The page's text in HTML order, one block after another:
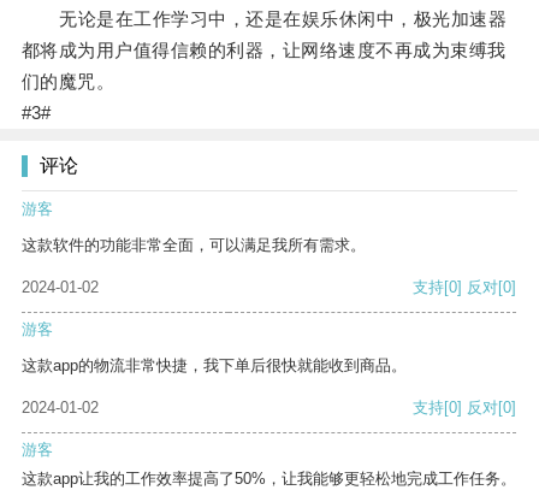
无论是在工作学习中，还是在娱乐休闲中，极光加速器
都将成为用户值得信赖的利器，让网络速度不再成为束缚我
们的魔咒。
#3#
评论
游客
这款软件的功能非常全面，可以满足我所有需求。
2024-01-02 支持[0] 反对[0]
游客
这款app的物流非常快捷，我下单后很快就能收到商品。
2024-01-02 支持[0] 反对[0]
游客
这款app让我的工作效率提高了50%，让我能够更轻松地完成工作任务。